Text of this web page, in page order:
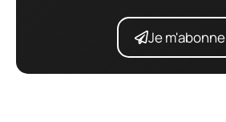
Je m'abonne